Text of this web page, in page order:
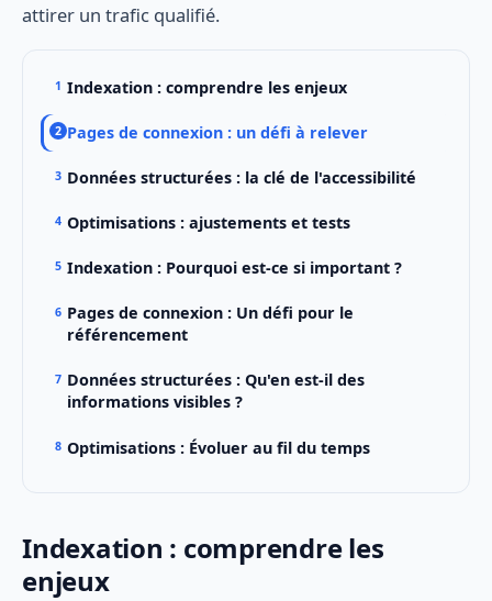
attirer un trafic qualifié.
Indexation : comprendre les enjeux
Pages de connexion : un défi à relever
Données structurées : la clé de l'accessibilité
Optimisations : ajustements et tests
Indexation : Pourquoi est-ce si important ?
Pages de connexion : Un défi pour le
référencement
Données structurées : Qu'en est-il des
informations visibles ?
Optimisations : Évoluer au fil du temps
Indexation : comprendre les
enjeux